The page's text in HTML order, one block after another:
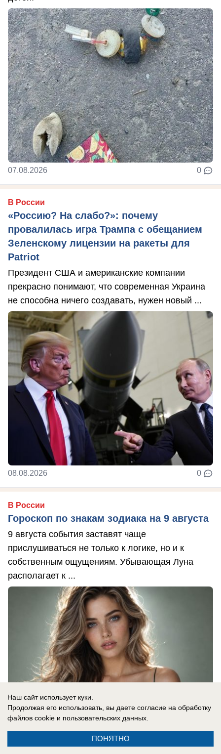
07.08.2026 0
В России
«Россию? На слабо?»: почему
провалилась игра Трампа с обещанием
Зеленскому лицензии на ракеты для
Patriot
Президент США и американские компании
прекрасно понимают, что современная Украина
не способна ничего создавать, нужен новый ...
08.08.2026 0
В России
Гороскоп по знакам зодиака на 9 августа
9 августа события заставят чаще
прислушиваться не только к логике, но и к
собственным ощущениям. Убывающая Луна
располагает к ...
08.08.2026 0
Наш сайт использует куки.
Продолжая его использовать, вы даете согласие на обработку
файлов cookie и пользовательских данных.
ПОНЯТНО